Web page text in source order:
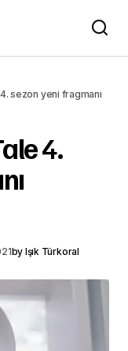
sezon yeni fragmanı
4.
by Işık Türkoral